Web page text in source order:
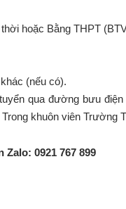
hoặc Bằng THPT
(nếu có).
qua đường bưu điện
khuôn viên Trường
Zalo: 0921 767 899